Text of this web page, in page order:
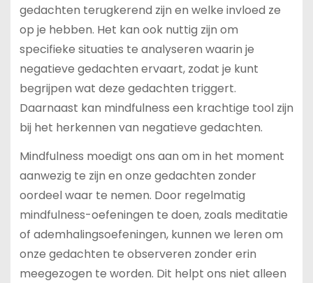
gedachten terugkerend zijn en welke invloed ze
op je hebben. Het kan ook nuttig zijn om
specifieke situaties te analyseren waarin je
negatieve gedachten ervaart, zodat je kunt
begrijpen wat deze gedachten triggert.
Daarnaast kan mindfulness een krachtige tool zijn
bij het herkennen van negatieve gedachten.
Mindfulness moedigt ons aan om in het moment
aanwezig te zijn en onze gedachten zonder
oordeel waar te nemen. Door regelmatig
mindfulness-oefeningen te doen, zoals meditatie
of ademhalingsoefeningen, kunnen we leren om
onze gedachten te observeren zonder erin
meegezogen te worden. Dit helpt ons niet alleen